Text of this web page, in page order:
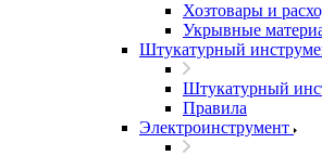
Хозтовары и
Укрывные
Штукатурный
Штукатурный
Правила
Электроинструмент